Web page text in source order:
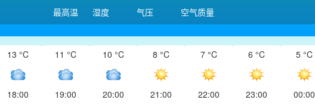
最高温
湿度
气压
空气质量
13 °C
18:00
11 °C
19:00
10 °C
20:00
8 °C
21:00
7 °C
22:00
6 °C
23:00
5 °C
00:00